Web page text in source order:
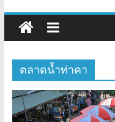
ตลาดน้ำท่าคา